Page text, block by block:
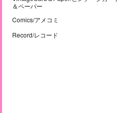
＆ペーパー
Comics/アメコミ
Record/レコード